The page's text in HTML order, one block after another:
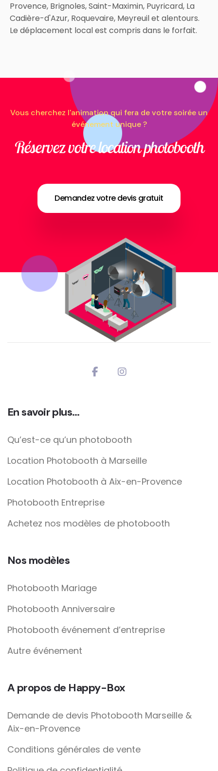
Provence, Brignoles, Saint-Maximin, Puyricard, La
Cadière-d'Azur, Roquevaire, Meyreuil et alentours.
Le déplacement local est compris dans le forfait.
Vous cherchez l'animation qui fera de votre soirée un
événement unique ?
Réservez votre location photobooth
Demandez votre devis gratuit
En savoir plus…
Qu’est-ce qu’un photobooth
Location Photobooth à Marseille
Location Photobooth à Aix-en-Provence
Photobooth Entreprise
Achetez nos modèles de photobooth
Nos modèles
Photobooth Mariage
Photobooth Anniversaire
Photobooth événement d’entreprise
Autre événement
A propos de Happy-Box
Demande de devis Photobooth Marseille &
Aix-en-Provence
Conditions générales de vente